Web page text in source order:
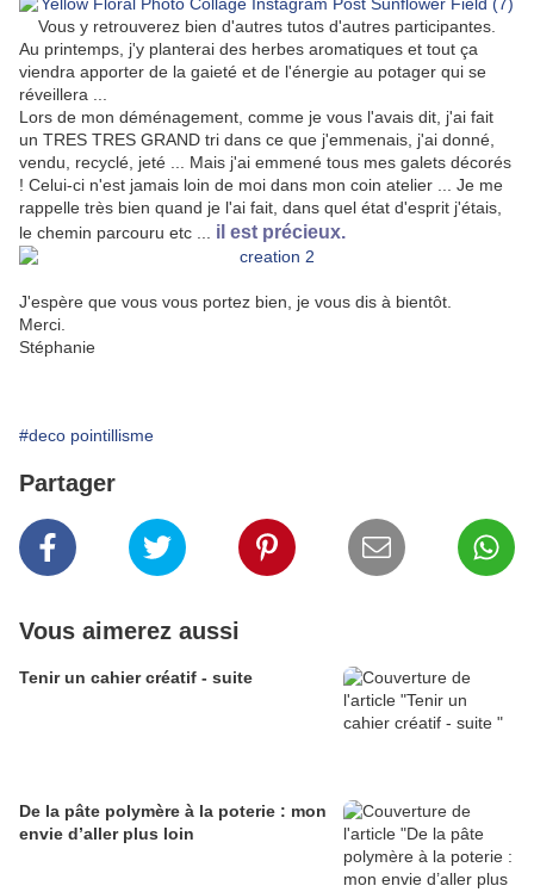
Vous y retrouverez bien d'autres tutos d'autres participantes.
Au printemps, j'y planterai des herbes aromatiques et tout ça
viendra apporter de la gaieté et de l'énergie au potager qui se
réveillera ...
Lors de mon déménagement, comme je vous l'avais dit, j'ai fait
un TRES TRES GRAND tri dans ce que j'emmenais, j'ai donné,
vendu, recyclé, jeté ... Mais j'ai emmené tous mes galets décorés
! Celui-ci n'est jamais loin de moi dans mon coin atelier ... Je me
rappelle très bien quand je l'ai fait, dans quel état d'esprit j'étais,
le chemin parcouru etc ...
il est précieux.
J'espère que vous vous portez bien, je vous dis à bientôt.
Merci.
Stéphanie
#deco pointillisme
Partager
Vous aimerez aussi
Tenir un cahier créatif - suite
De la pâte polymère à la poterie : mon
envie d’aller plus loin